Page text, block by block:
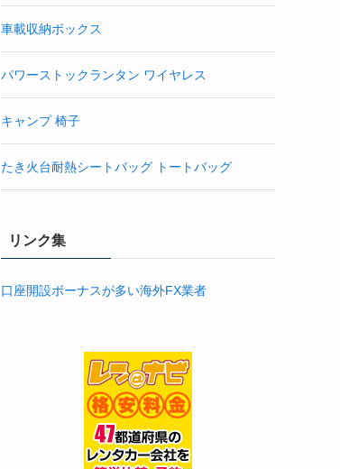
車載収納ボックス
パワーストックランタン ワイヤレス
キャンプ 椅子
たき火台耐熱シートバッグ トートバッグ
リンク集
口座開設ボーナスが多い海外FX業者